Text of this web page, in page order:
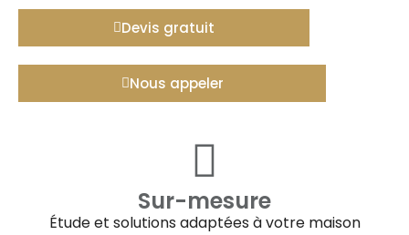
Devis gratuit
Nous appeler
Sur-mesure
Étude et solutions adaptées à votre maison